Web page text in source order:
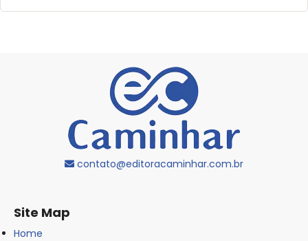
contato@editoracaminhar.com.br
Site Map
Home